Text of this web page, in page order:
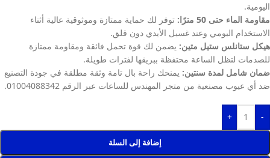
اليومية.
مقاومة الماء حتى 50 مترًا:
توفر لك حماية ممتازة وموثوقية عالية أثناء
الاستخدام اليومي وعند غسيل الأيدي دون قلق.
هيكل ستانلس ستيل متين: يضمن لك قوة تحمل فائقة ومقاومة ممتازة
للصدمات لتظل الساعة محتفظة ببريقها لفترات طويلة.
ضمان شامل لمدة سنتين: يمنحك راحة بال تامة وثقة مطلقة في جودة التصنيع
ضد أي عيوب مصنعية من متجر المهندس للساعات عبر الرقم 01004088342.
-
+
إضافة إلى السلة